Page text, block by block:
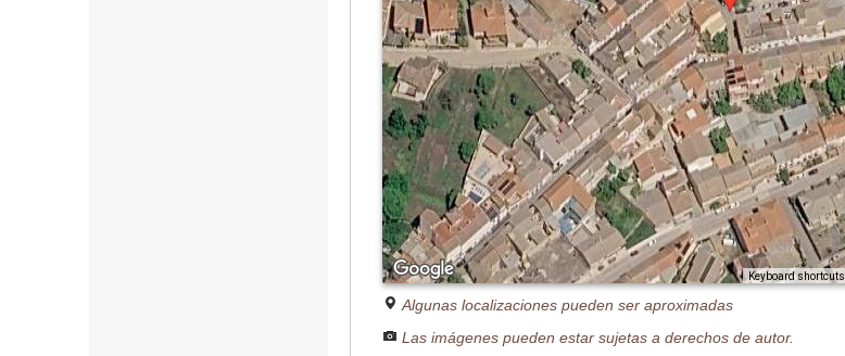
Keyboard shortcuts
Algunas localizaciones pueden ser aproximadas
Las imágenes pueden estar sujetas a derechos de autor.